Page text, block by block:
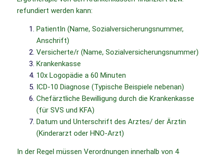
refundiert werden kann:
PatientIn (Name, Sozialversicherungsnummer,
Anschrift)
Versicherte/r (Name, Sozialversicherungsnummer)
Krankenkasse
10x Logopädie a 60 Minuten
ICD-10 Diagnose (Typische Beispiele nebenan)
Chefärztliche Bewilligung durch die Krankenkasse
(für SVS und KFA)
Datum und Unterschrift des Arztes/ der Ärztin
(Kinderarzt oder HNO-Arzt)
In der Regel müssen Verordnungen innerhalb von 4